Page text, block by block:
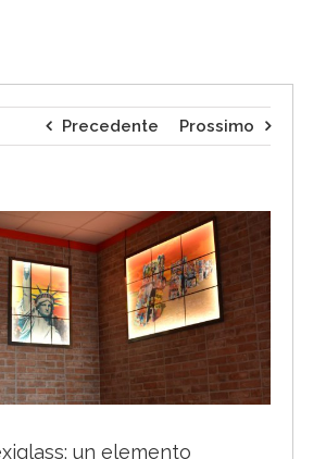
Precedente Prossimo
un elemento